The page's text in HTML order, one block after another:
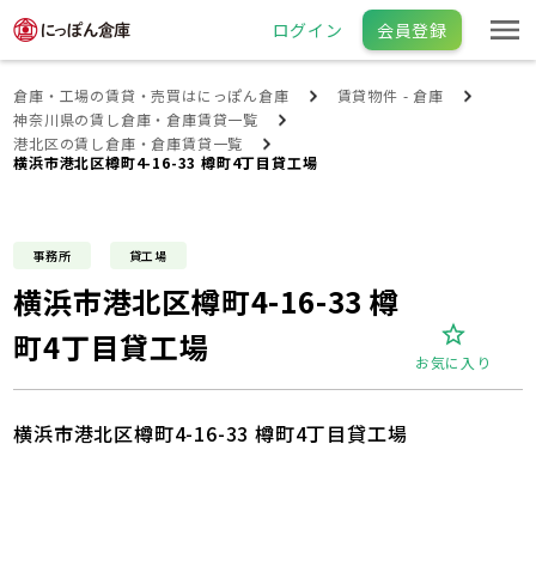
ログイン 会員登録
倉庫・工場の賃貸・売買はにっぽん倉庫
賃貸物件 - 倉庫
神奈川県の賃し倉庫・倉庫賃貸一覧
港北区の賃し倉庫・倉庫賃貸一覧
横浜市港北区樽町4-16-33 樽町4丁目貸工場
事務所 貸工場
横浜市港北区樽町4-16-33 樽
町4丁目貸工場
お気に入り
横浜市港北区樽町4-16-33 樽町4丁目貸工場